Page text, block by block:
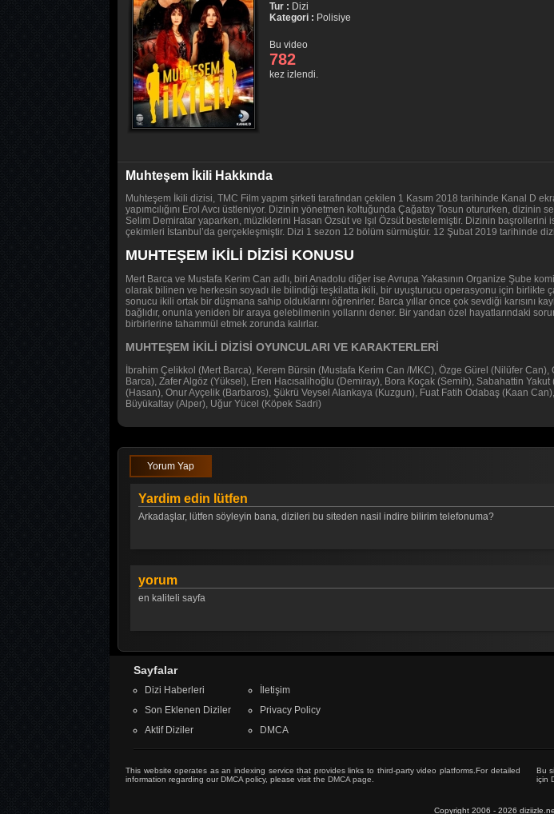
Tur : Dizi
Kategori : Polisiye
Bu video
782
kez izlendi.
Muhteşem İkili Hakkında
Muhteşem İkili dizisi, TMC Film yapım şirketi tarafından çekilen 1 Kasım 2018 tarihinde Kanal D
yapımcılığını Erol Avcı üstleniyor. Dizinin yönetmen koltuğunda Çağatay Tosun otururken,
Selim Demiratar yaparken, müziklerini Hasan Özsüt ve Işıl Özsüt bestelemiştir. Dizinin
çekimleri İstanbul’da gerçekleşmiştir. Dizi 1 sezon 12 bölüm sürmüştür. 12 Şubat 2019 tarihinde dizi
MUHTEŞEM İKİLİ DİZİSİ KONUSU
Mert Barca ve Mustafa Kerim Can adlı, biri Anadolu diğer ise Avrupa Yakasının Organize Şube
olarak bilinen ve herkesin soyadı ile bilindiği teşkilatta ikili, bir uyuşturucu operasyonu için birlikte
sonucu ikili ortak bir düşmana sahip olduklarını öğrenirler. Barca yıllar önce çok sevdiği karısını
bağlıdır, onunla yeniden bir araya gelebilmenin yollarını dener. Bir yandan özel hayatlarındaki
birbirlerine tahammül etmek zorunda kalırlar.
MUHTEŞEM İKİLİ DİZİSİ OYUNCULARI VE KARAKTERLERİ
İbrahim Çelikkol (Mert Barca), Kerem Bürsin (Mustafa Kerim Can /MKC), Özge Gürel (Nilüfer
Barca), Zafer Algöz (Yüksel), Eren Hacısalihoğlu (Demiray), Bora Koçak (Semih), Sabahattin
(Hasan), Onur Ayçelik (Barbaros), Şükrü Veysel Alankaya (Kuzgun), Fuat Fatih Odabaş (Kaan
Büyükaltay (Alper), Uğur Yücel (Köpek Sadri)
Yorum Yap
Yardim edin lütfen
Arkadaşlar, lütfen söyleyin bana, dizileri bu siteden nasil indire bilirim telefonuma?
yorum
en kaliteli sayfa
Sayfalar
Dizi Haberleri
İletişim
Son Eklenen Diziler
Privacy Policy
Aktif Diziler
DMCA
This website operates as an indexing service that provides links to third-party video platforms.For detailed
information regarding our DMCA policy, please visit the DMCA page
Bu
için
Copyright 2006 - 2026